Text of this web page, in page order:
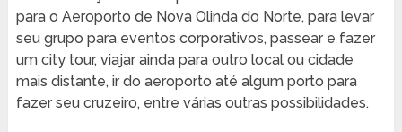
para o Aeroporto de Nova Olinda do Norte, para levar
seu grupo para eventos corporativos, passear e fazer
um city tour, viajar ainda para outro local ou cidade
mais distante, ir do aeroporto até algum porto para
fazer seu cruzeiro, entre várias outras possibilidades.